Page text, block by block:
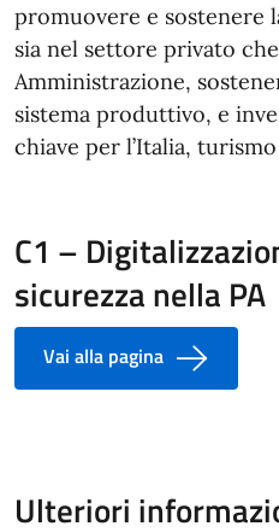
promuovere e sostenere
sia nel settore privato
Amministrazione,
sistema produttivo, e
chiave per l’Italia,
C1 –
sicurezza nella PA
Vai alla pagina
Ulteriori